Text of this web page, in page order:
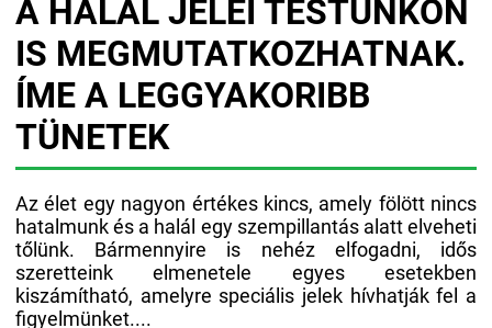
A HALÁL JELEI TESTÜNKÖN
IS MEGMUTATKOZHATNAK.
ÍME A LEGGYAKORIBB
TÜNETEK
Az élet egy nagyon értékes kincs, amely fölött nincs
hatalmunk és a halál egy szempillantás alatt elveheti
tőlünk. Bármennyire is nehéz elfogadni, idős
szeretteink elmenetele egyes esetekben
kiszámítható, amelyre speciális jelek hívhatják fel a
figyelmünket....